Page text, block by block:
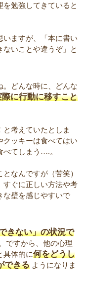
勉強してきていると
いますが、「本に書い
いことや違うぞ」と
。どんな時に、どんな
に行動に移すこと
考えていたとしま
クッキーは食べてはい
べてしまう….。
なんですが（苦笑）
すぐに正しい方法や考
な壁を感じやすいで
きない」の状況で
ですから、他の心理
具体的に何をどうし
できる ようになりま